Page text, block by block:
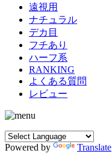
遠視用
ナチュラル
デカ目
フチあり
ハーフ系
RANKING
よくある質問
レビュー
Powered by Translate